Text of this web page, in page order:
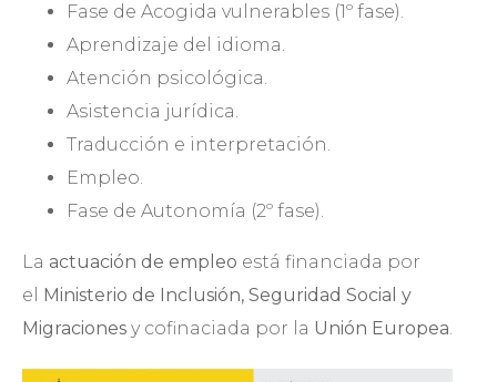
Fase de Acogida vulnerables (1º fase).
Aprendizaje del idioma.
Atención psicológica.
Asistencia jurídica.
Traducción e interpretación.
Empleo.
Fase de Autonomía (2º fase).
La actuación de empleo está financiada por
el
Ministerio de Inclusión, Seguridad Social y
Migraciones y cofinaciada por la Unión Europea.